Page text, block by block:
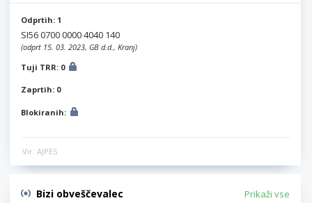
Odprtih: 1
SI56 0700 0000 4040 140
(odprt 15. 03. 2023, GB d.d., Kranj)
Tuji TRR: 0
Zaprtih: 0
Blokiranih:
Vir: AJPES
Bizi obveščevalec Prikaži vse